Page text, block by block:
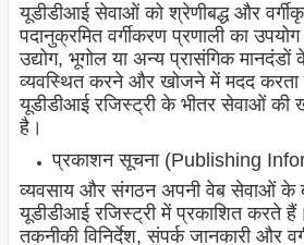
यूडीडीआई सेवाओं को श्रेणीबद्ध और
पदानुक्रमित वर्गीकरण प्रणाली का
उद्योग, भूगोल या अन्य प्रासंगिक
व्यवस्थित करने और खोजने में मदद करता
यूडीडीआई रजिस्ट्री के भीतर सेवाओं की
है।
प्रकाशन सूचना (Publishing
व्यवसाय और संगठन अपनी वेब सेवाओं के
यूडीडीआई रजिस्ट्री में प्रकाशित करते
तकनीकी विनिर्देश, संपर्क जानकारी और